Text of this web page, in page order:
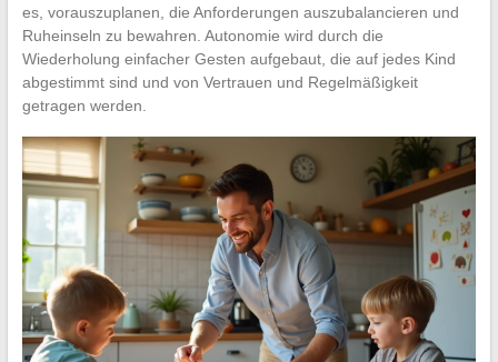
es, vorauszuplanen, die Anforderungen auszubalancieren und
Ruheinseln zu bewahren. Autonomie wird durch die
Wiederholung einfacher Gesten aufgebaut, die auf jedes Kind
abgestimmt sind und von Vertrauen und Regelmäßigkeit
getragen werden.